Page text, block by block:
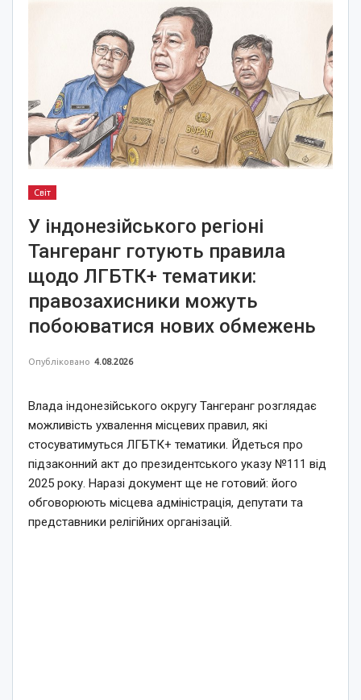
Світ
У індонезійського регіоні
Тангеранг готують правила
щодо ЛГБТК+ тематики:
правозахисники можуть
побоюватися нових обмежень
Опубліковано 4.08.2026
Влада індонезійського округу Тангеранг розглядає
можливість ухвалення місцевих правил, які
стосуватимуться ЛГБТК+ тематики. Йдеться про
підзаконний акт до президентського указу №111 від
2025 року. Наразі документ ще не готовий: його
обговорюють місцева адміністрація, депутати та
представники релігійних організацій.